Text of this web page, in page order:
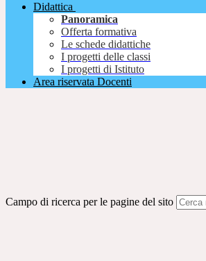
Didattica
Panoramica
Offerta formativa
Le schede didattiche
I progetti delle classi
I progetti di Istituto
Area riservata Docenti
Campo di ricerca per le pagine del sito